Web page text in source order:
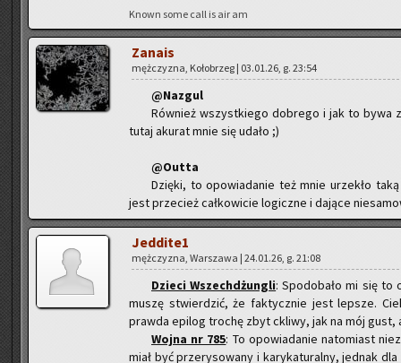
Known some call is air am
Za­na­is
męż­czy­zna, Ko­ło­brzeg | 03.01.26, g. 23:54
@Na­zgul
Rów­nież wszyst­kie­go do­bre­go i jak to bywa
tutaj aku­rat mnie się udało ;)
@O­ut­ta
Dzię­ki, to opo­wia­da­nie też mnie urze­kło
jest prze­cież cał­ko­wi­cie lo­gicz­ne i da­ją­ce
Jed­di­te1
męż­czy­zna, War­sza­wa | 24.01.26, g. 21:08
Dzie­ci Wszech­dżun­gli: Spodo­ba­ło mi się
muszę stwier­dzić, że fak­tycz­nie jest lep­sze.
praw­da epi­log tro­chę zbyt ckli­wy, jak na mój gust,
Wojna nr 785: To opo­wia­da­nie na­to­miast
miał być prze­ry­so­wa­ny i ka­ry­ka­tu­ral­ny, jed­nak